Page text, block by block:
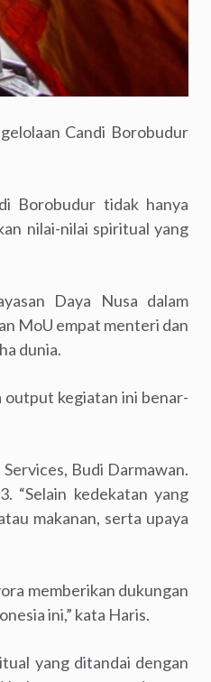
Candi Borobudur
Borobudur tidak hanya
nilai-nilai spiritual yang
Daya Nusa dalam
MoU empat menteri dan
dunia.
output kegiatan ini benar-
Budi Darmawan.
“Selain kedekatan yang
makanan, serta upaya
memberikan dukungan
ini,” kata Haris.
yang ditandai dengan